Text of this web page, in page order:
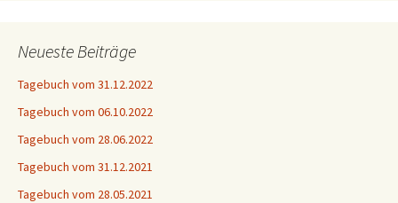
Neueste Beiträge
Tagebuch vom 31.12.2022
Tagebuch vom 06.10.2022
Tagebuch vom 28.06.2022
Tagebuch vom 31.12.2021
Tagebuch vom 28.05.2021